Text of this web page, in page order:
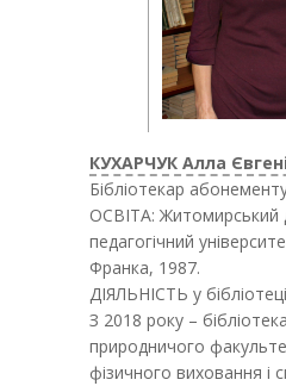
КУХАРЧУК Алла
Бібліотекар
ОСВІТА: Житомирський
педагогічний
Франка, 1987.
ДІЯЛЬНІСТЬ у
З 2018 року –
природничого
фізичного виховання і